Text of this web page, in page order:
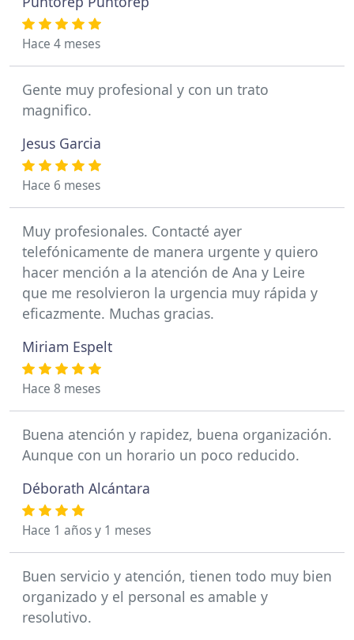
Hace 4 meses
Gente muy profesional y con un trato
magnifico.
Jesus Garcia
Hace 6 meses
Muy profesionales. Contacté ayer
telefónicamente de manera urgente y quiero
hacer mención a la atención de Ana y Leire
que me resolvieron la urgencia muy rápida y
eficazmente. Muchas gracias.
Miriam Espelt
Hace 8 meses
Buena atención y rapidez, buena organización.
Aunque con un horario un poco reducido.
Déborath Alcántara
Hace 1 años y 1 meses
Buen servicio y atención, tienen todo muy bien
organizado y el personal es amable y
resolutivo.